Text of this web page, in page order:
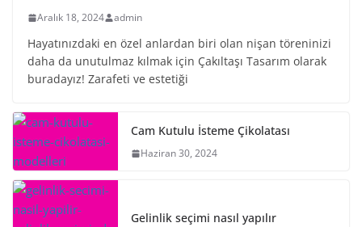
Aralık 18, 2024 admin
Hayatınızdaki en özel anlardan biri olan nişan töreninizi
daha da unutulmaz kılmak için Çakıltaşı Tasarım olarak
buradayız! Zarafeti ve estetiği
Cam Kutulu İsteme Çikolatası
Haziran 30, 2024
Gelinlik seçimi nasıl yapılır